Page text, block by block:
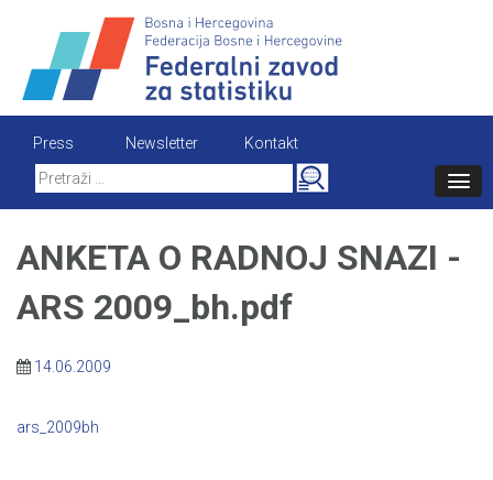
content
Press Newsletter
Kontakt
Search
for:
ANKETA O RADNOJ SNAZI -
ARS 2009_bh.pdf
14.06.2009
ars_2009bh